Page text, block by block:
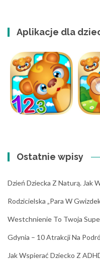
Aplikacje dla
Ostatnie wpisy
Dzień Dziecka Z Naturą. Jak
Rodzicielska „para W
Westchnienie To Twoja
Gdynia – 10 Atrakcji Na
Jak Wspierać Dziecko Z